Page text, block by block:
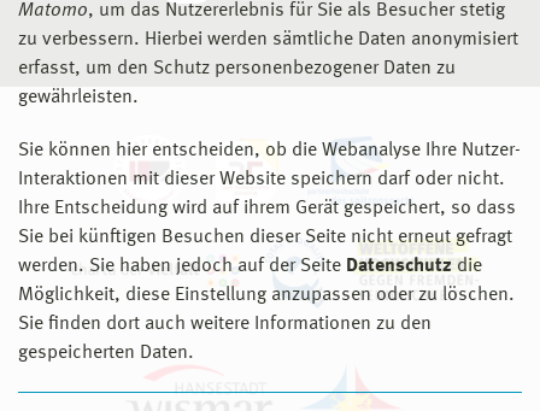
Matomo, um das Nutzererlebnis für Sie als Besucher stetig
zu verbessern. Hierbei werden sämtliche Daten anonymisiert
erfasst, um den Schutz personenbezogener Daten zu
gewährleisten.
Sie können hier entscheiden, ob die Webanalyse Ihre Nutzer-
Interaktionen mit dieser Website speichern darf oder nicht.
Ihre Entscheidung wird auf ihrem Gerät gespeichert, so dass
Sie bei künftigen Besuchen dieser Seite nicht erneut gefragt
werden. Sie haben jedoch auf der Seite Datenschutz die
Möglichkeit, diese Einstellung anzupassen oder zu löschen.
Sie finden dort auch weitere Informationen zu den
gespeicherten Daten.